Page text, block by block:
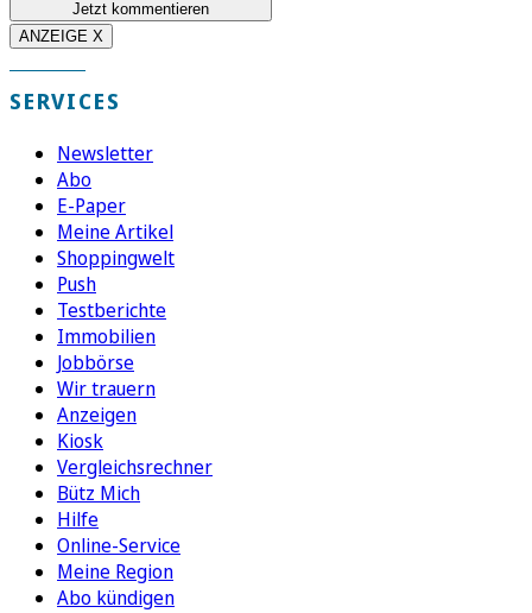
Jetzt kommentieren
ANZEIGE X
SERVICES
Newsletter
Abo
E-Paper
Meine Artikel
Shoppingwelt
Push
Testberichte
Immobilien
Jobbörse
Wir trauern
Anzeigen
Kiosk
Vergleichsrechner
Bütz Mich
Hilfe
Online-Service
Meine Region
Abo kündigen